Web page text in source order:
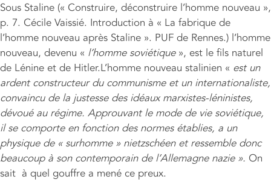
Sous Staline (« Construire, déconstruire l’homme nouveau »,
p. 7. Cécile Vaissié. Introduction à « La fabrique de
l’homme nouveau après Staline ». PUF de Rennes.) l’homme
nouveau, devenu « l’homme soviétique», est le fils naturel
de Lénine et de Hitler.L’homme nouveau stalinien « est un
ardent constructeur du communisme et un internationaliste,
convaincu de la justesse des idéaux marxistes-léninistes,
dévoué au régime. Approuvant le mode de vie soviétique,
il se comporte en fonction des normes établies, a un
physique de « surhomme» nietzschéen et ressemble donc
beaucoup à son contemporain de l’Allemagne nazie ». On
sait à quel gouffre a mené ce preux.